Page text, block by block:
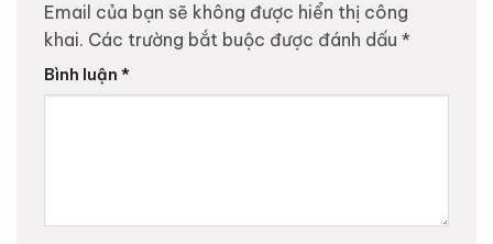
Email của bạn sẽ không được hiển thị công
khai. Các trường bắt buộc được đánh dấu *
Bình luận *